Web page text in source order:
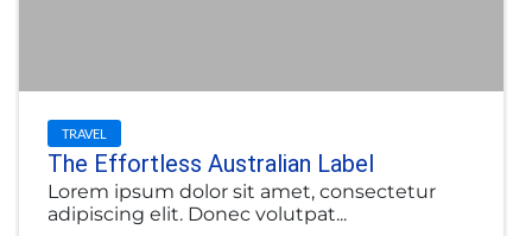
TRAVEL
The Effortless Australian Label
Lorem ipsum dolor sit amet, consectetur
adipiscing elit. Donec volutpat...